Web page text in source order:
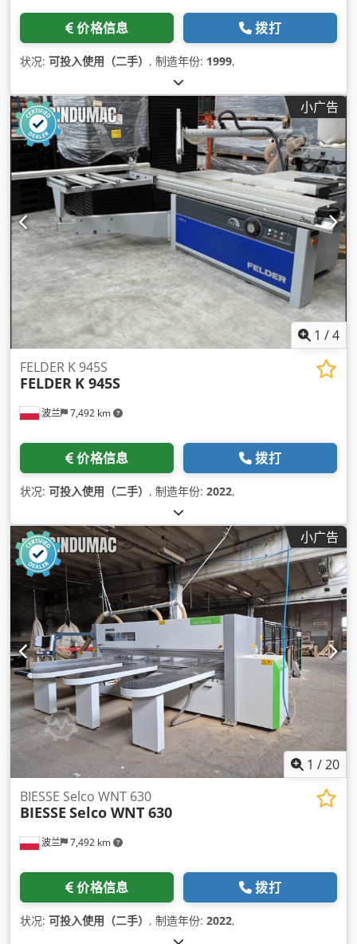
价格信息 拨打
状况: 可投入使用（二手） , 制造年份: 1999,
小广告
1 /4
波兰 7,492 km
FELDER K 945S
FELDER K 945S
价格信息 拨打
状况: 可投入使用（二手） , 制造年份: 2022,
小广告
1 /20
波兰 7,492 km
BIESSE Selco WNT 630
BIESSE Selco WNT 630
价格信息 拨打
状况: 可投入使用（二手） , 制造年份: 2022,